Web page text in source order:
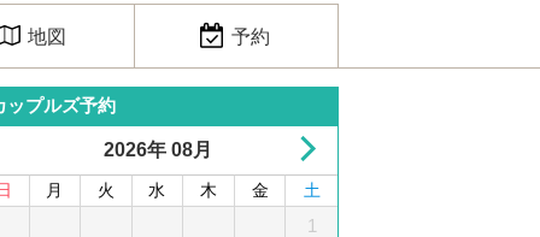
地図 予約
ップルズ予約
2026年 08月
月 火 水 木 金 土
15